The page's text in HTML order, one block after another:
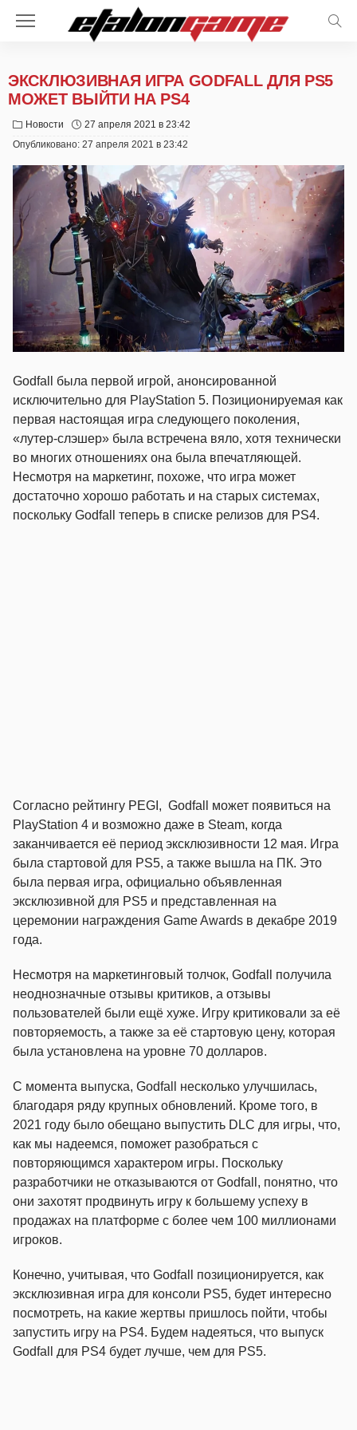
ЭКСКЛЮЗИВНАЯ ИГРА GODFALL ДЛЯ PS5
МОЖЕТ ВЫЙТИ НА PS4
Новости
27 апреля 2021 в 23:42
Опубликовано: 27 апреля 2021 в 23:42
Godfall была первой игрой, анонсированной
исключительно для PlayStation 5. Позиционируемая как
первая настоящая игра следующего поколения,
«лутер-слэшер» была встречена вяло, хотя технически
во многих отношениях она была впечатляющей.
Несмотря на маркетинг, похоже, что игра может
достаточно хорошо работать и на старых системах,
поскольку Godfall теперь в списке релизов для PS4.
Согласно рейтингу PEGI, Godfall может появиться на
PlayStation 4 и возможно даже в Steam, когда
заканчивается её период эксклюзивности 12 мая. Игра
была стартовой для PS5, а также вышла на ПК. Это
была первая игра, официально объявленная
эксклюзивной для PS5 и представленная на
церемонии награждения Game Awards в декабре 2019
года.
Несмотря на маркетинговый толчок, Godfall получила
неоднозначные отзывы критиков, а отзывы
пользователей были ещё хуже. Игру критиковали за её
повторяемость, а также за её стартовую цену, которая
была установлена ​​на уровне 70 долларов.
С момента выпуска, Godfall несколько улучшилась,
благодаря ряду крупных обновлений. Кроме того, в
2021 году было обещано выпустить DLC для игры, что,
как мы надеемся, поможет разобраться с
повторяющимся характером игры. Поскольку
разработчики не отказываются от Godfall, понятно, что
они захотят продвинуть игру к большему успеху в
продажах на платформе с более чем 100 миллионами
игроков.
Конечно, учитывая, что Godfall позиционируется, как
эксклюзивная игра для консоли PS5, будет интересно
посмотреть, на какие жертвы пришлось пойти, чтобы
запустить игру на PS4. Будем надеяться, что выпуск
Godfall для PS4 будет лучше, чем для PS5.